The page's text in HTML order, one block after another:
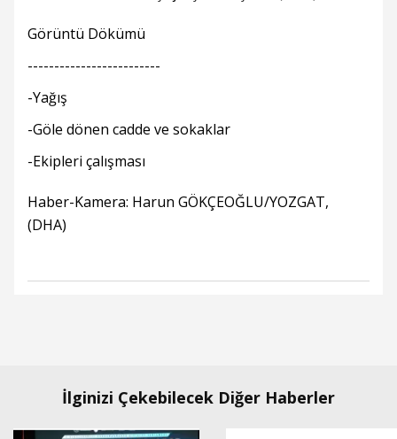
Görüntü Dökümü
-------------------------
-Yağış
-Göle dönen cadde ve sokaklar
-Ekipleri çalışması
Haber-Kamera: Harun GÖKÇEOĞLU/YOZGAT,
(DHA)
İlginizi Çekebilecek Diğer Haberler